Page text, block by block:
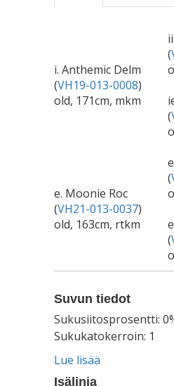
i. Anthemic Delm
(VH19-013-0008)
old, 171cm, mkm
(
(
e. Moonie Roc
(VH21-013-0037)
old, 163cm, rtkm
(
(
Suvun tiedot
Sukusiitosprosentti:
Sukukatokerroin: 1
Lue lisää
Isälinja